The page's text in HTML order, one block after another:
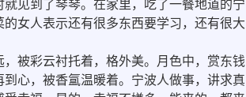
女人表示还有很多东西要学习，还有很大
被彩云衬托着，格外美。月色中，赏东钱
心，被香氲温暖着。宁波人做事，讲求真